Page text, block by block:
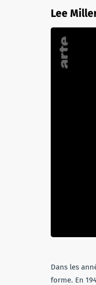
Lee
Dans les
forme. En